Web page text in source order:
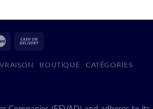
BOUTIQUE CATÉGORIES